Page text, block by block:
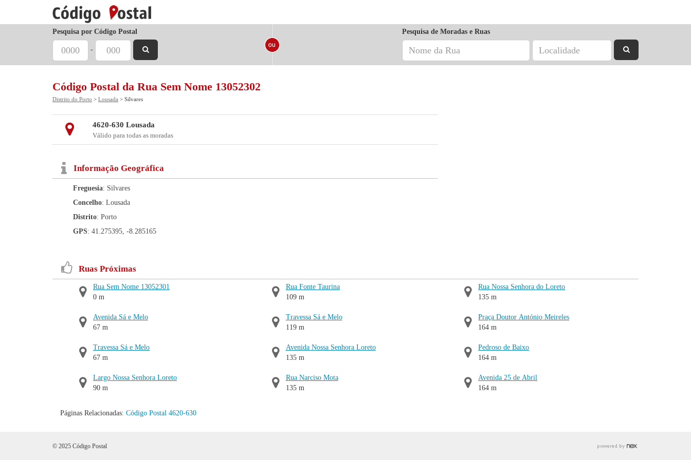
Pesquisa por Código Postal
-
Pesquisa de Moradas e Ruas
Código Postal da Rua Sem Nome 13052302
Distrito do Porto > Lousada > Silvares
4620-630 Lousada
Válido para todas as moradas
Informação Geográfica
Freguesia: Silvares
Concelho: Lousada
Distrito: Porto
GPS: 41.275395, -8.285165
Ruas Próximas
Rua Sem Nome 13052301
0 m
Avenida Sá e Melo
67 m
Travessa Sá e Melo
67 m
Largo Nossa Senhora Loreto
90 m
Rua Fonte Taurina
109 m
Travessa Sá e Melo
119 m
Avenida Nossa Senhora Loreto
135 m
Rua Narciso Mota
135 m
Rua Nossa Senhora do Loreto
135 m
Praça Doutor António Meireles
164 m
Pedroso de Baixo
164 m
Avenida 25 de Abril
164 m
Páginas Relacionadas: Código Postal 4620-630
© 2025 Código Postal